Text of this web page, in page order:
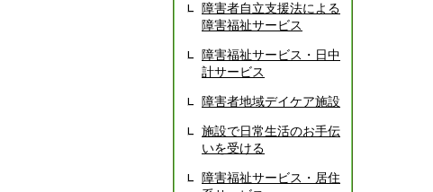
障害者自立支援法による
障害福祉サービス
障害福祉サービス・日中
計サービス
障害者地域デイケア施設
施設で日常生活のお手伝
いを受ける
障害福祉サービス・居住